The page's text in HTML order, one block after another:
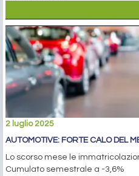
2 luglio 2025
AUTOMOTIVE: FORTE CALO DEL
Lo scorso mese le
Cumulato semestrale a -3,6%